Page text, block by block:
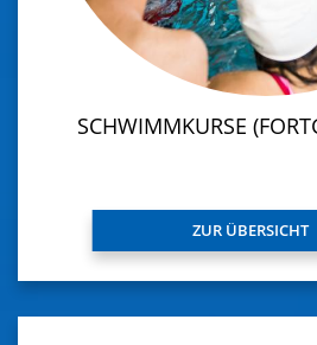
SCHWIMMKURSE
ZUR ÜBERSICHT